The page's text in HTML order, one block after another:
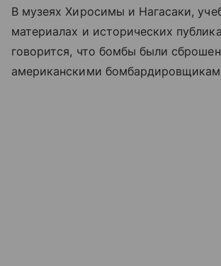
В музеях Хиросимы и Нагасаки,
материалах и исторических
говорится, что бомбы были
американскими